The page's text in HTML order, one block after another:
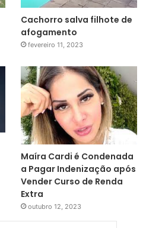
Cachorro salva filhote de
afogamento
fevereiro 11, 2023
Maíra Cardi é Condenada
a Pagar Indenização após
Vender Curso de Renda
Extra
outubro 12, 2023